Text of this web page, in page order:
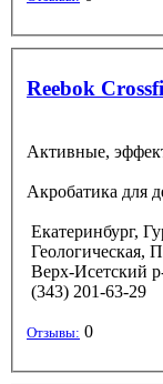
Reebok
Активные,
Акробатика для
Екатеринбург,
Геологическая,
Верх-Исетский
(343) 201-63-29
Отзывы: 0